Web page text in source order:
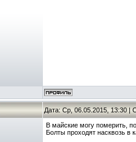
Дата: Ср, 06.05.2015, 13:30 |
В майские могу померить,
Болты проходят насквозь в